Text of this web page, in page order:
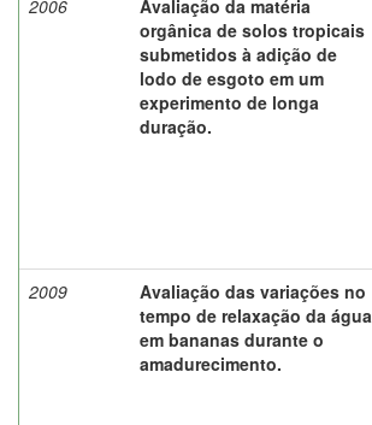
2006
Avaliação da matéria
orgânica de solos tropicais
submetidos à adição de
lodo de esgoto em um
experimento de longa
duração.
2009
Avaliação das variações no
tempo de relaxação da água
em bananas durante o
amadurecimento.